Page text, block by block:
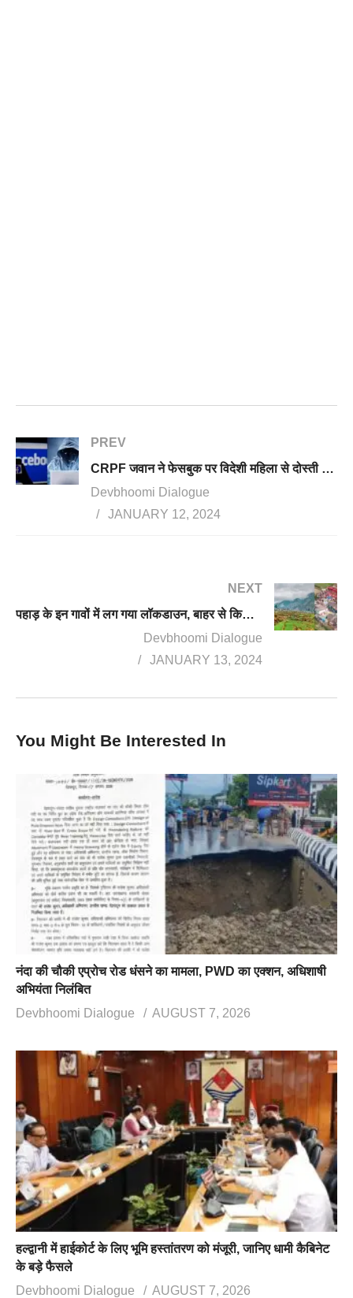
PREV
CRPF जवान ने फेसबुक पर विदेशी महिला से दोस्ती की, महिला ने जवान से ठग लिए 49 हजार रुपए, केस दर्ज
Devbhoomi Dialogue
JANUARY 12, 2024
NEXT
पहाड़ के इन गावों में लग गया लॉकडाउन, बाहर से किसी के आने और गांव से बाहर निकलने पर लगी पूरी पाबंदी
Devbhoomi Dialogue
JANUARY 13, 2024
You Might Be Interested In
नंदा की चौकी एप्रोच रोड धंसने का मामला, PWD का एक्शन, अधिशाषी
अभियंता निलंबित
Devbhoomi Dialogue
AUGUST 7, 2026
हल्द्वानी में हाईकोर्ट के लिए भूमि हस्तांतरण को मंजूरी, जानिए धामी कैबिनेट
के बड़े फैसले
Devbhoomi Dialogue
AUGUST 7, 2026